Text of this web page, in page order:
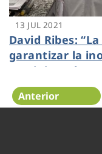
13 JUL 2021
David Ribes:
garantizar la
suministrada y
afectar al
Anterior